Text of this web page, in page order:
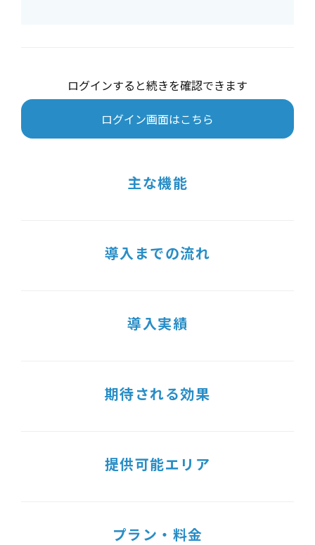
ログインすると続きを確認できます
ログイン画面はこちら
主な機能
導入までの流れ
導入実績
期待される効果
提供可能エリア
プラン・料金